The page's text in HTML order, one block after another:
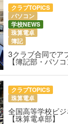
クラブTOPICS
パソコン
学校NEWS
珠算電卓
簿記
3クラブ合同でア
【簿記部・パソ
クラブTOPICS
珠算電卓
全国高等学校ビ
【珠算電卓部】